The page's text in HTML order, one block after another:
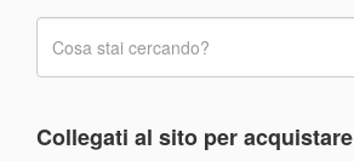
Collegati al sito per acquistare